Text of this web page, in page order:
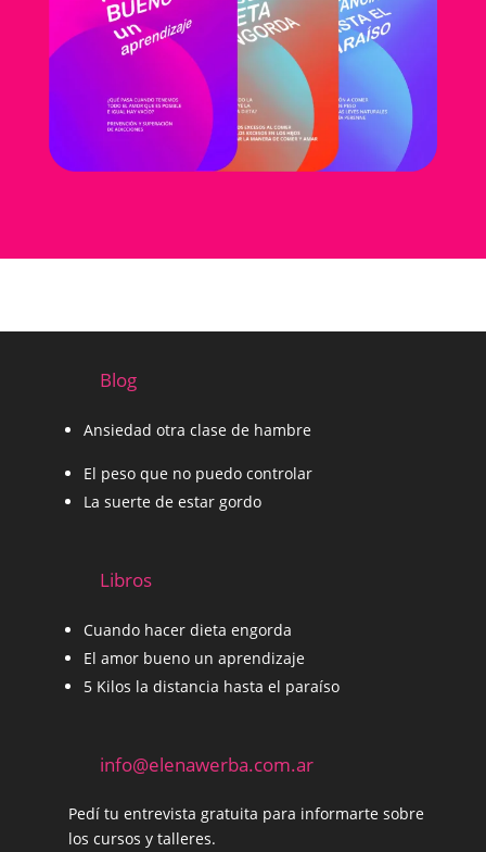
Blog
Ansiedad otra clase de hambre
El peso que no puedo controlar
La suerte de estar gordo
Libros
Cuando hacer dieta engorda
El amor bueno un aprendizaje
5 Kilos la distancia hasta el paraíso
info@elenawerba.com.ar
Pedí tu entrevista gratuita para informarte sobre
los cursos y talleres.